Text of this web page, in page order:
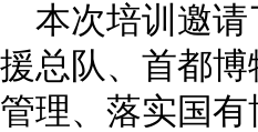
本次培训邀
援总队、首都
管理、落实国